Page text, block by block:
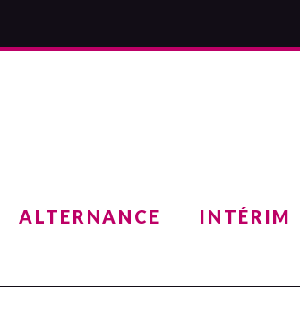
ALTERNANCE INTÉRIM